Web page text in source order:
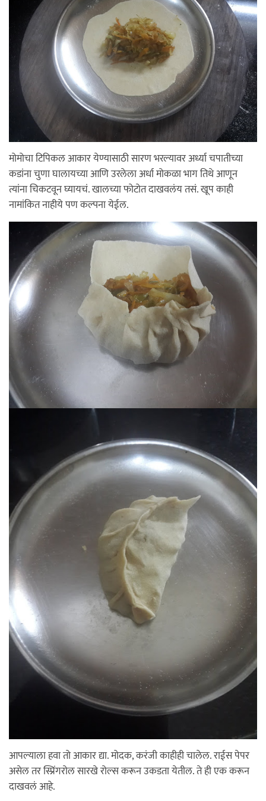
मोमोचा टिपिकल आकार येण्यासाठी सारण भरल्यावर अर्ध्या चपातीच्या
कडांना चुणा घालायच्या आणि उरलेला अर्धा मोकळा भाग तिथे आणून
त्यांना चिकटवून घ्यायचं. खालच्या फोटोत दाखवलंय तसं. खूप काही
नामांकित नाहीये पण कल्पना येईल.
आपल्याला हवा तो आकार द्या. मोदक, करंजी काहीही चालेल. राईस पेपर
असेल तर स्प्रिंगरोल सारखे रोल्स करून उकडता येतील. ते ही एक करून
दाखवलं आहे.